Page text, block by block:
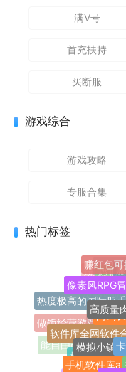
满V号
首充扶持
买断服
游戏综合
游戏攻略
专服合集
热门标签
植
像素火
玩家自
up主
像
像素火
角色扮
策略塔防
模拟
赚红包
传奇
能自由改装车的竞
做饭经营游戏推荐
热度极高的国际服
像素风RPG
格斗竞技(2)
软件库全网软件
问剑
高质量
手机软件库
模拟小镇